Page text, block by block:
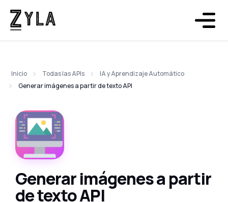
Inicio Todas las APIs
IA y Aprendizaje Automático
Generar imágenes a partir de texto API
Generar imágenes a partir
de texto API